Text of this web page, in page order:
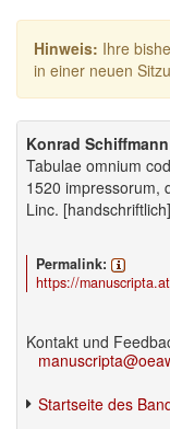
Hinweis: Ihre
in einer neuen
Konrad Schiffmann
Tabulae omnium
1520 impressorum,
Linc. [handschriftlich]
Permalink:
https://
Kontakt und
Startseite des